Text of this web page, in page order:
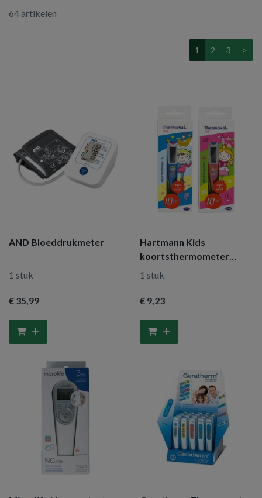
64 artikelen
1 2 3 >
AND Bloeddrukmeter
1 stuk
€ 35,99
Hartmann Kids
koortsthermometer
electrisch
1 stuk
€ 9,23